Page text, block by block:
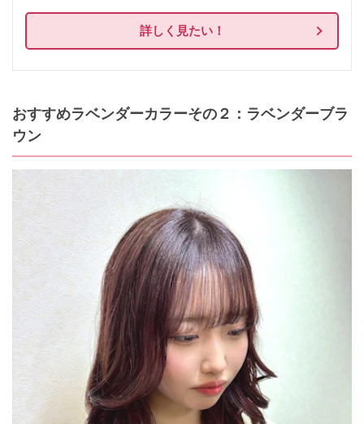
詳しく見たい！
おすすめラベンダーカラーその２：ラベンダーブラ
ウン